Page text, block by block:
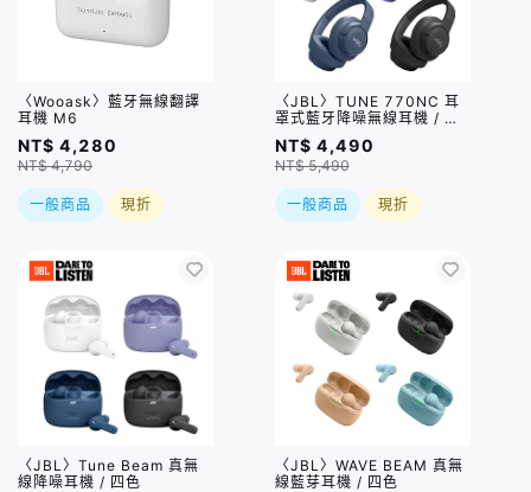
〈Wooask〉藍牙無線翻譯
耳機 M6
NT$ 4,280
NT$ 4,790
一般商品 現折
〈JBL〉TUNE 770NC 耳
罩式藍牙降噪無線耳機 / 四
NT$ 4,490
NT$ 5,490
一般商品 現折
〈JBL〉Tune Beam 真無
線降噪耳機 / 四色
〈JBL〉WAVE BEAM 真無
線藍芽耳機 / 四色